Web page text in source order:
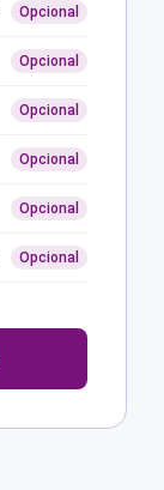
Opcional
Opcional
Opcional
Opcional
Opcional
Opcional